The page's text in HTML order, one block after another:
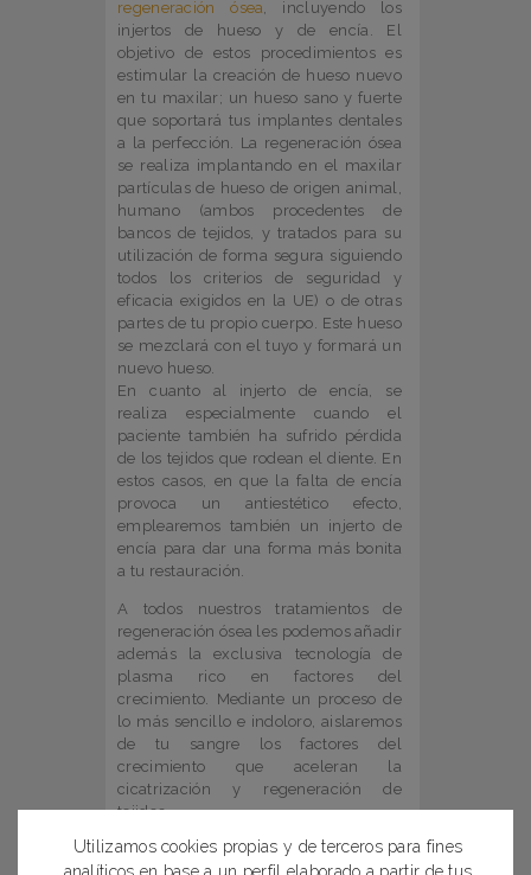
regeneración ósea, incluyendo los
injertos de hueso y de encía. El
objetivo de estos procedimientos es
estimular la creación de hueso nuevo
en tu maxilar; un hueso sano y fuerte
que soportará tus implantes dentales
a la perfección. La regeneración ósea
se realiza implantando en el maxilar
partículas de hueso de origen animal,
humano (ambos procedentes de
bancos de tejidos, y tratados para su
utilización de forma segura siguiendo
todos los criterios de seguridad y
eficacia exigidos en la UE) o de otras
partes de tu propio cuerpo. Este hueso
se mezclará con el tuyo y formará un
nuevo hueso.
En cuanto al injerto de encía, se
realiza especialmente cuando el
paciente también ha sufrido pérdida
de los tejidos que rodean el diente. En
estos casos, en que la falta de encía
provoca un antiestético efecto,
emplearemos también un injerto de
encía para dar una forma más bonita
a tu restauración.
A todos nuestros tratamientos de
regeneración ósea les podemos añadir
además la exclusiva tecnología de
plasma rico en factores del
crecimiento. Mediante un proceso de
lo más sencillo e indoloro, aislaremos
de tu sangre los factores del
crecimiento que aceleran la
cicatrización y regeneración de
tejidos.
Entre los procedimientos de
Utilizamos cookies propias y de terceros para fines